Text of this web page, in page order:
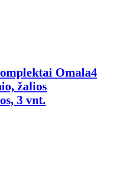
Omala4
žalios
3 vnt.